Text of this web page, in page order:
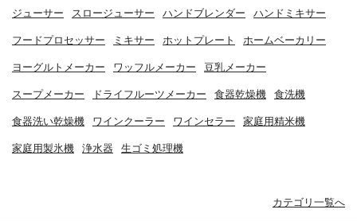
ジューサー スロージューサー ハンドブレンダー ハンドミキサー
フードプロセッサー ミキサー ホットプレート ホームベーカリー
ヨーグルトメーカー ワッフルメーカー 豆乳メーカー
スープメーカー ドライフルーツメーカー 食器乾燥機 食洗機
食器洗い乾燥機 ワインクーラー ワインセラー 家庭用精米機
家庭用製氷機 浄水器 生ゴミ処理機
カテゴリ一覧へ